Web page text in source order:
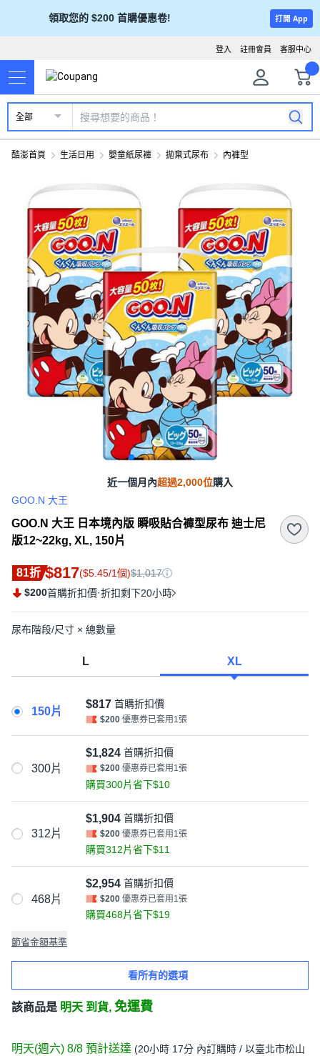
領取您的 $200 首購優惠卷! 打開 App
客服中心
註冊會員
登入
全部
酷澎首頁 生活日用 嬰童紙尿褲 拋棄式尿布 內褲型
近一個月內超過2,000位購入
GOO.N 大王
GOO.N 大王 日本境內版 瞬吸貼合褲型尿布 迪士尼
版12~22kg, XL, 150片
81折 $817($5.45/1個)$1,017
$200首購折扣價·折扣剩下20小時
尿布階段/尺寸 × 總數量
L XL
150片
$817 首購折扣價
$200 優惠券已套用1張
300片
$1,824 首購折扣價
$200 優惠券已套用1張
購買300片省下$10
312片
$1,904 首購折扣價
$200 優惠券已套用1張
購買312片省下$11
468片
$2,954 首購折扣價
$200 優惠券已套用1張
購買468片省下$19
節省金額基準
看所有的選項
該商品是 明天 到貨, 免運費
明天(週六) 8/8 預計送達 (20小時 17分 內訂購時 / 以臺北市松山